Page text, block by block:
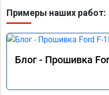
Примеры наших работ:
Блог - Прошивка